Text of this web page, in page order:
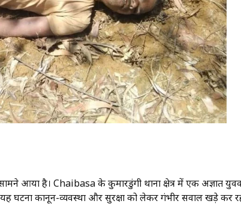
आया है। Chaibasa के कुमारडुंगी थाना क्षेत्र में एक अज्ञात
घटना कानून-व्यवस्था और सुरक्षा को लेकर गंभीर सवाल खड़े कर